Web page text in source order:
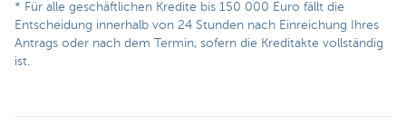
* Für alle geschäftlichen Kredite bis 150 000 Euro fällt die
Entscheidung innerhalb von 24 Stunden nach Einreichung Ihres
Antrags oder nach dem Termin, sofern die Kreditakte vollständig
ist.